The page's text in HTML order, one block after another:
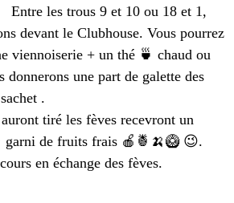
les trous 9 et 10 ou 18 et 1,
devant le Clubhouse. Vous pourrez
viennoiserie + un thé 🍵 chaud ou
donnerons une part de galette des
.
tiré les fèves recevront un
garni de fruits frais 🍎🍍🍌🥝 😉.
en échange des fèves.